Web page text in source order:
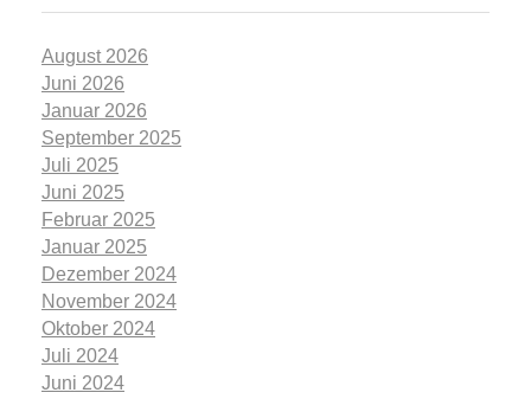
August 2026
Juni 2026
Januar 2026
September 2025
Juli 2025
Juni 2025
Februar 2025
Januar 2025
Dezember 2024
November 2024
Oktober 2024
Juli 2024
Juni 2024